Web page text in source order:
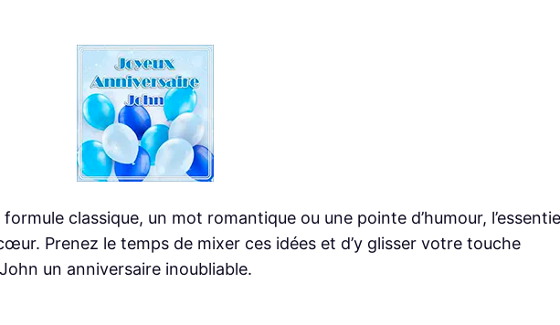
classique, un mot romantique ou une pointe d’humour,
Prenez le temps de mixer ces idées et d’y glisser votre touche
un anniversaire inoubliable.